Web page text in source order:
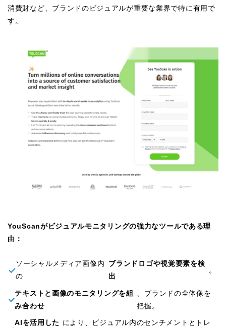
消費財など、ブランドのビジュアルが重要な業界で特に有用で
す。
YouScanがビジュアルモニタリングの強力なツールである理
由：
ソーシャルメディア画像内
の
ブランドロゴや視覚要素を検
出
。
テキストと画像のモニタリングを組
み合わせ
、ブランドの全体像を
把握。
AIを活用した により、ビジュアル内のセンチメントとトレ